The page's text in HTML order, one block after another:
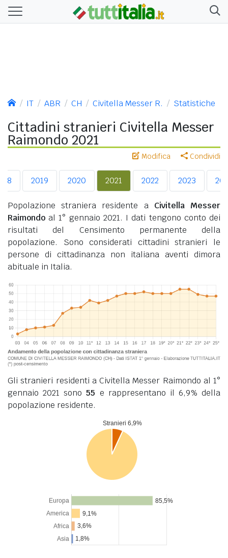
IT ABR CH Civitella Messer R. Statistiche
Cittadini stranieri Civitella Messer
Raimondo 2021
Modifica Condividi
2019 2020 2021 2022 2023
Popolazione straniera residente a Civitella Messer
Raimondo al 1° gennaio 2021. I dati tengono conto dei
risultati del Censimento permanente della
popolazione. Sono considerati cittadini stranieri le
persone di cittadinanza non italiana aventi dimora
abituale in Italia.
Gli stranieri residenti a Civitella Messer Raimondo al 1°
gennaio 2021 sono55 e rappresentano il 6,9% della
popolazione residente.